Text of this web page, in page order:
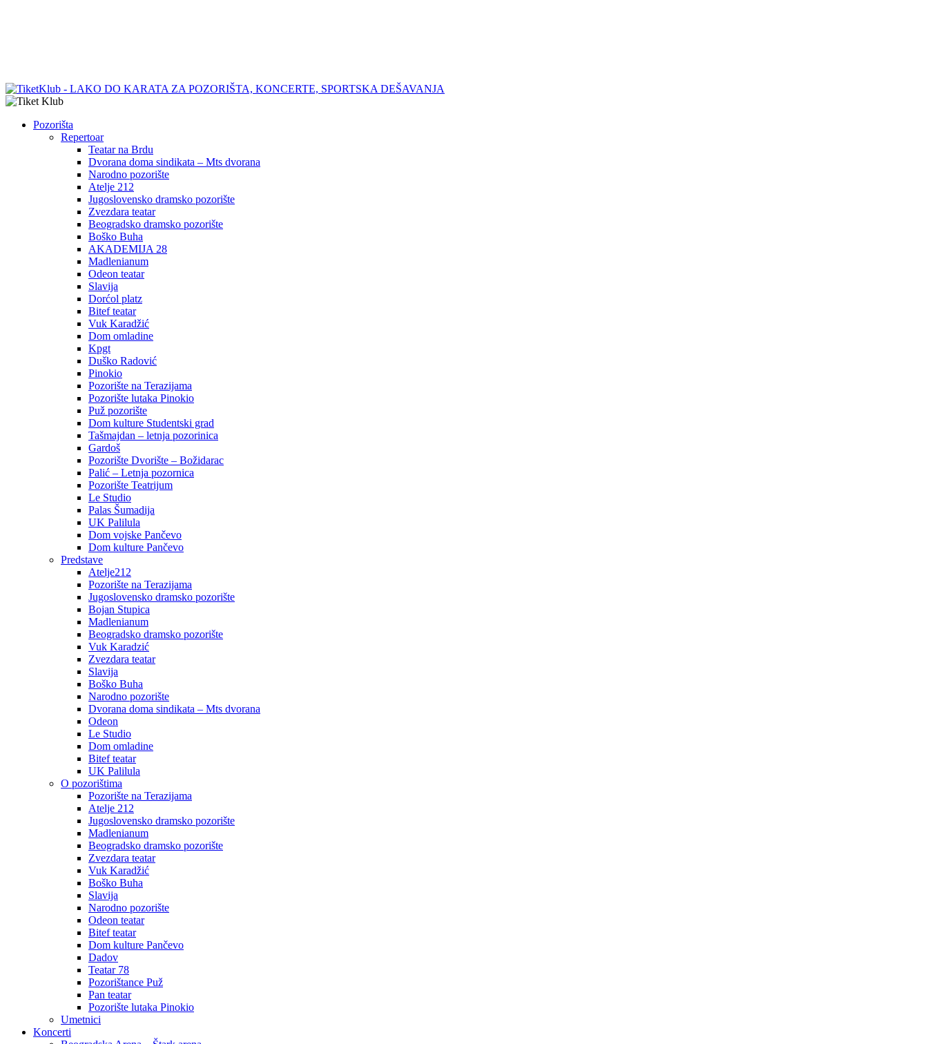
Pozorišta
Repertoar
Teatar na Brdu
Dvorana doma sindikata – Mts dvorana
Narodno pozorište
Atelje 212
Jugoslovensko dramsko pozorište
Zvezdara teatar
Beogradsko dramsko pozorište
Boško Buha
AKADEMIJA 28
Madlenianum
Odeon teatar
Slavija
Dorćol platz
Bitef teatar
Vuk Karadžić
Dom omladine
Kpgt
Duško Radović
Pinokio
Pozorište na Terazijama
Pozorište lutaka Pinokio
Puž pozorište
Dom kulture Studentski grad
Tašmajdan – letnja pozorinica
Gardoš
Pozorište Dvorište – Božidarac
Palić – Letnja pozornica
Pozorište Teatrijum
Le Studio
Palas Šumadija
UK Palilula
Dom vojske Pančevo
Dom kulture Pančevo
Predstave
Atelje212
Pozorište na Terazijama
Jugoslovensko dramsko pozorište
Bojan Stupica
Madlenianum
Beogradsko dramsko pozorište
Vuk Karadzić
Zvezdara teatar
Slavija
Boško Buha
Narodno pozorište
Dvorana doma sindikata – Mts dvorana
Odeon
Le Studio
Dom omladine
Bitef teatar
UK Palilula
O pozorištima
Pozorište na Terazijama
Atelje 212
Jugoslovensko dramsko pozorište
Madlenianum
Beogradsko dramsko pozorište
Zvezdara teatar
Vuk Karadžić
Boško Buha
Slavija
Narodno pozorište
Odeon teatar
Bitef teatar
Dom kulture Pančevo
Dadov
Teatar 78
Pozorištance Puž
Pan teatar
Pozorište lutaka Pinokio
Umetnici
Koncerti